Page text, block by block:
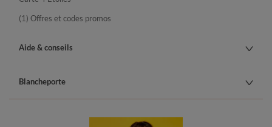
(1) Offres et codes promos
Aide & conseils
Blancheporte